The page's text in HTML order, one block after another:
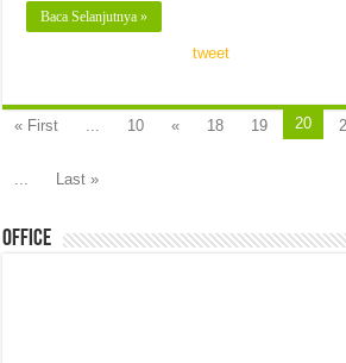
Baca Selanjutnya »
tweet
« First ... 10 « 18 19 20
...
Last »
Office